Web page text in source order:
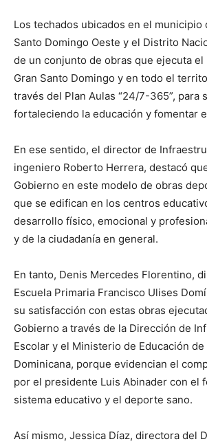
Los techados ubicados en el municipio
Santo Domingo Oeste y el Distrito
de un conjunto de obras que ejecuta el
Gran Santo Domingo y en todo el
través del Plan Aulas “24/7-365”, para
fortaleciendo la educación y fomentar
En ese sentido, el director de
ingeniero Roberto Herrera, destacó
Gobierno en este modelo de obras
que se edifican en los centros
desarrollo físico, emocional y
y de la ciudadanía en general.
En tanto, Denis Mercedes Florentino,
Escuela Primaria Francisco Ulises
su satisfacción con estas obras
Gobierno a través de la Dirección de
Escolar y el Ministerio de Educación
Dominicana, porque evidencian el
por el presidente Luis Abinader con el
sistema educativo y el deporte sano.
Así mismo, Jessica Díaz, directora del